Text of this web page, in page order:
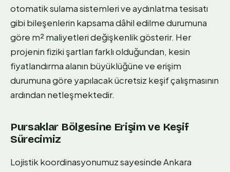
otomatik sulama sistemleri ve aydınlatma tesisatı
gibi bileşenlerin kapsama dâhil edilme durumuna
göre m² maliyetleri değişkenlik gösterir. Her
projenin fiziki şartları farklı olduğundan, kesin
fiyatlandırma alanın büyüklüğüne ve erişim
durumuna göre yapılacak ücretsiz keşif çalışmasının
ardından netleşmektedir.
Pursaklar Bölgesine Erişim ve Keşif
Sürecimiz
Lojistik koordinasyonumuz sayesinde Ankara